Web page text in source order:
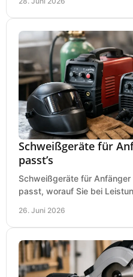
Schweißgeräte für
passt’s
Schweißgeräte für
passt, worauf Sie bei
26. Juni 2026